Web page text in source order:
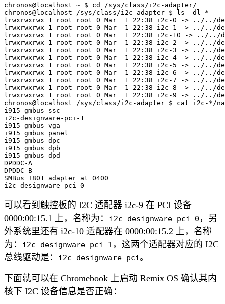
chronos@localhost ~ $ cd /sys/class/i2c-adapter/
chronos@localhost /sys/class/i2c-adapter $ ls -dl *
lrwxrwxrwx 1 root root 0 Mar  1 22:38 i2c-0 -> ../../
lrwxrwxrwx 1 root root 0 Mar  1 22:38 i2c-1 -> ../../
lrwxrwxrwx 1 root root 0 Mar  1 22:38 i2c-10 -> ../../
lrwxrwxrwx 1 root root 0 Mar  1 22:38 i2c-2 -> ../../
lrwxrwxrwx 1 root root 0 Mar  1 22:38 i2c-3 -> ../../
lrwxrwxrwx 1 root root 0 Mar  1 22:38 i2c-4 -> ../../
lrwxrwxrwx 1 root root 0 Mar  1 22:38 i2c-5 -> ../../
lrwxrwxrwx 1 root root 0 Mar  1 22:38 i2c-6 -> ../../
lrwxrwxrwx 1 root root 0 Mar  1 22:38 i2c-7 -> ../../
lrwxrwxrwx 1 root root 0 Mar  1 22:38 i2c-8 -> ../../
lrwxrwxrwx 1 root root 0 Mar  1 22:38 i2c-9 -> ../../
chronos@localhost /sys/class/i2c-adapter $ cat i2c-*/
i915 gmbus ssc
i2c-designware-pci-1
i915 gmbus vga
i915 gmbus panel
i915 gmbus dpc
i915 gmbus dpb
i915 gmbus dpd
DPDDC-A
DPDDC-B
SMBus I801 adapter at 0400
可以看到触控板的 I2C 适配器 i2c-9 在 PCI 设备
0000:00:15.1 上，名称为：
i2c-designware-pci-0 ，另
外系统里还有 i2c-10 适配器在 0000:00:15.2 上，名称
为：
i2c-designware-pci-1 ，这两个适配器对应的 I2C
总线驱动是：
i2c-designware-pci。
下面就可以在 Chromebook 上启动 Remix OS 确认其内
核下 I2C 设备信息是否正确：